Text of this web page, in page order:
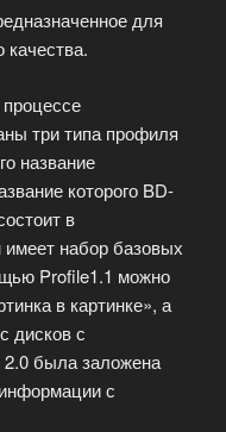
для
качества.
три типа профиля
название
которого BD-
в
имеет набор базовых
Profile1.1 можно
в картинке», а
дисков с
2.0 была заложена
с